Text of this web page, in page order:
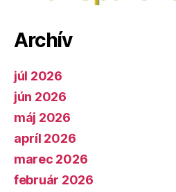
Archív
júl 2026
jún 2026
máj 2026
apríl 2026
marec 2026
február 2026